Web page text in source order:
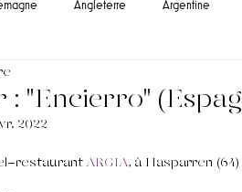
Angleterre Argentine
"Encierro"
2022
restaurant ARGIA, à Hasparren